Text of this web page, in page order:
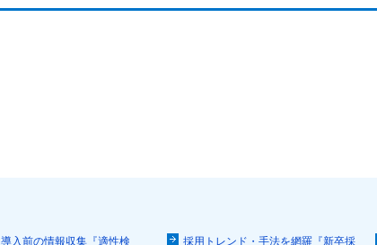
導入前の情報収集『適性検 採用トレンド・手法を網羅『新卒採